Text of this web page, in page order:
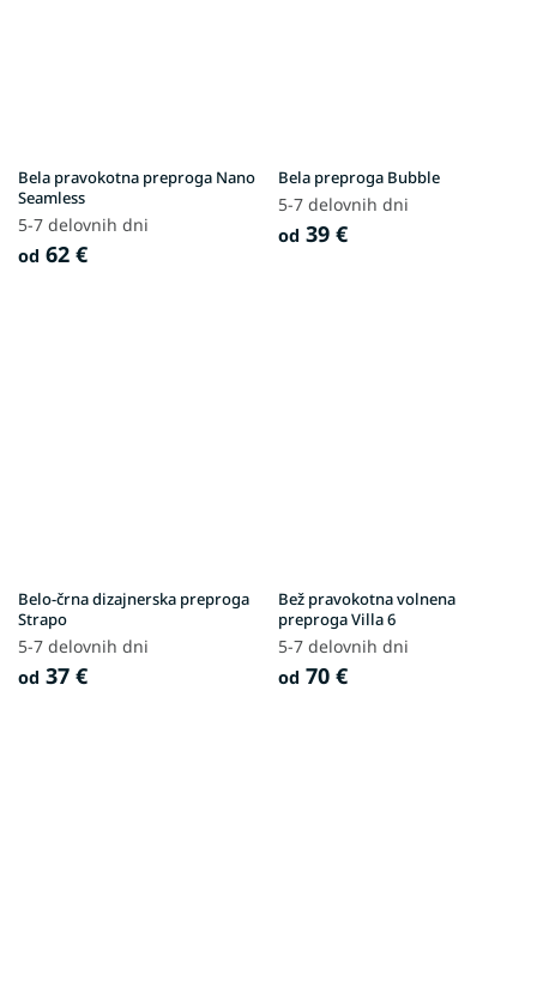
Bela pravokotna preproga Nano
Seamless
5-7 delovnih dni
od 62 €
Bela preproga Bubble
5-7 delovnih dni
od 39 €
Belo-črna dizajnerska preproga
Strapo
5-7 delovnih dni
od 37 €
Bež pravokotna volnena
preproga Villa 6
5-7 delovnih dni
od 70 €